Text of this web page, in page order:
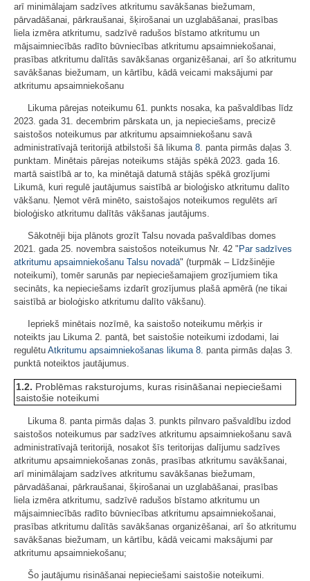
arī minimālajam sadzīves atkritumu savākšanas biežumam,
pārvadāšanai, pārkraušanai, šķirošanai un uzglabāšanai, prasības
liela izmēra atkritumu, sadzīvē radušos bīstamo atkritumu un
mājsaimniecībās radīto būvniecības atkritumu apsaimniekošanai,
prasības atkritumu dalītās savākšanas organizēšanai, arī šo atkritumu
savākšanas biežumam, un kārtību, kādā veicami maksājumi par
atkritumu apsaimniekošanu
Likuma pārejas noteikumu 61. punkts nosaka, ka pašvaldības līdz
2023. gada 31. decembrim pārskata un, ja nepieciešams, precizē
saistošos noteikumus par atkritumu apsaimniekošanu savā
administratīvajā teritorijā atbilstoši šā likuma 8. panta pirmās daļas 3.
punktam. Minētais pārejas noteikums stājās spēkā 2023. gada 16.
martā saistībā ar to, ka minētajā datumā stājās spēkā grozījumi
Likumā, kuri regulē jautājumus saistībā ar bioloģisko atkritumu dalīto
vākšanu. Ņemot vērā minēto, saistošajos noteikumos regulēts arī
bioloģisko atkritumu dalītās vākšanas jautājums.
Sākotnēji bija plānots grozīt Talsu novada pašvaldības domes
2021. gada 25. novembra saistošos noteikumus Nr. 42 " Par sadzīves
atkritumu apsaimniekošanu Talsu novadā" (turpmāk – Līdzšinējie
noteikumi), tomēr sarunās par nepieciešamajiem grozījumiem tika
secināts, ka nepieciešams izdarīt grozījumus plašā apmērā (ne tikai
saistībā ar bioloģisko atkritumu dalīto vākšanu).
Iepriekš minētais nozīmē, ka saistošo noteikumu mērķis ir
noteikts jau Likuma 2. pantā, bet saistošie noteikumi izdodami, lai
regulētu Atkritumu apsaimniekošanas likuma 8. panta pirmās daļas 3.
punktā noteiktos jautājumus.
1.2. Problēmas raksturojums, kuras risināšanai nepieciešami
saistošie noteikumi
Likuma 8. panta pirmās daļas 3. punkts pilnvaro pašvaldību izdod
saistošos noteikumus par sadzīves atkritumu apsaimniekošanu savā
administratīvajā teritorijā, nosakot šīs teritorijas dalījumu sadzīves
atkritumu apsaimniekošanas zonās, prasības atkritumu savākšanai,
arī minimālajam sadzīves atkritumu savākšanas biežumam,
pārvadāšanai, pārkraušanai, šķirošanai un uzglabāšanai, prasības
liela izmēra atkritumu, sadzīvē radušos bīstamo atkritumu un
mājsaimniecībās radīto būvniecības atkritumu apsaimniekošanai,
prasības atkritumu dalītās savākšanas organizēšanai, arī šo atkritumu
savākšanas biežumam, un kārtību, kādā veicami maksājumi par
atkritumu apsaimniekošanu;
Šo jautājumu risināšanai nepieciešami saistošie noteikumi.